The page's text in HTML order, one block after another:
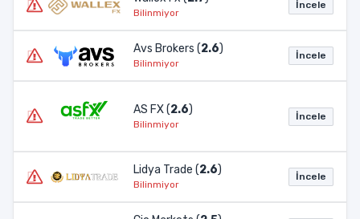
Bilinmiyor
İncele
Avs Brokers (2.6)
Bilinmiyor
İncele
AS FX (2.6)
Bilinmiyor
İncele
Lidya Trade (2.6)
Bilinmiyor
İncele